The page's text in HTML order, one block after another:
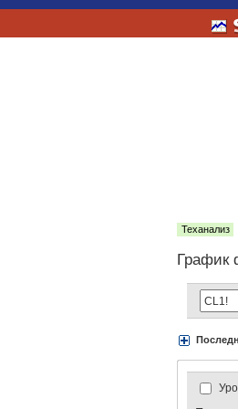
Теханализ
График
АДР
АДР